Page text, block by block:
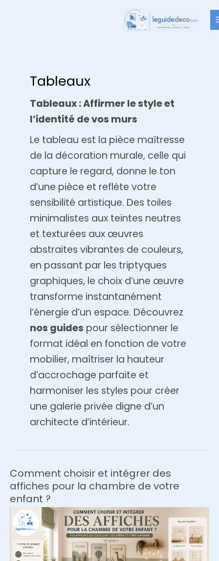
Tableaux
Tableaux : Affirmer le style et
l’identité de vos murs
Le tableau est la pièce maîtresse
de la décoration murale, celle qui
capture le regard, donne le ton
d’une pièce et reflète votre
sensibilité artistique. Des toiles
minimalistes aux teintes neutres
et texturées aux œuvres
abstraites vibrantes de couleurs,
en passant par les triptyques
graphiques, le choix d’une œuvre
transforme instantanément
l’énergie d’un espace. Découvrez
nos guides pour sélectionner le
format idéal en fonction de votre
mobilier, maîtriser la hauteur
d’accrochage parfaite et
harmoniser les styles pour créer
une galerie privée digne d’un
architecte d’intérieur.
Comment choisir et intégrer des
affiches pour la chambre de votre
enfant ?